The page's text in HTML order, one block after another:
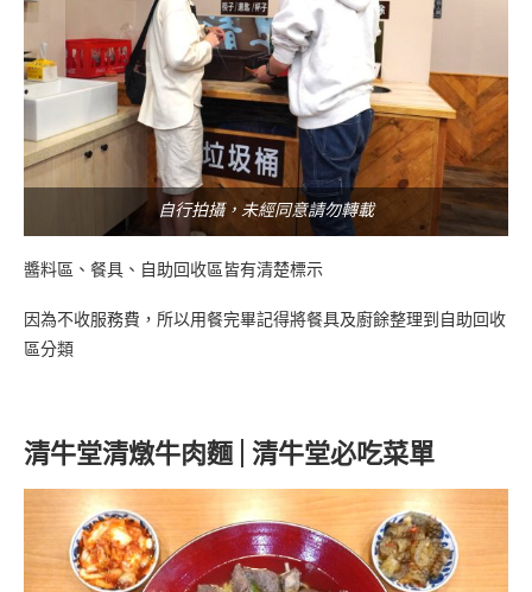
自行拍攝，未經同意請勿轉載
醬料區、餐具、自助回收區皆有清楚標示
因為不收服務費，所以用餐完畢記得將餐具及廚餘整理到自助回收
區分類
清牛堂清燉牛肉麵 | 清牛堂必吃菜單